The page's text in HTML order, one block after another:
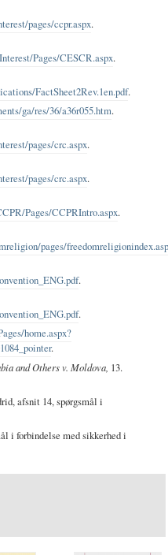
pages/ccpr.aspx.
Pages/CESCR.aspx.
FactSheet2Rev.1en.pdf.
ga/res/36/a36r055.htm.
pages/crc.aspx.
pages/crc.aspx.
Pages/CCPRIntro.aspx.
pages/
.
.
home.aspx?
.
and Others v. Moldova, 13.
afsnit 14, spørgsmål i
i forbindelse med sikkerhed i